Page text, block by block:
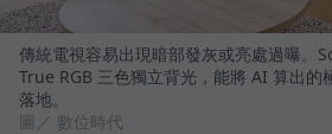
傳統電視容易出現暗部發灰或亮處過曝。
True RGB 三色獨立背光，能將 AI 算出的
落地。
圖／ 數位時代